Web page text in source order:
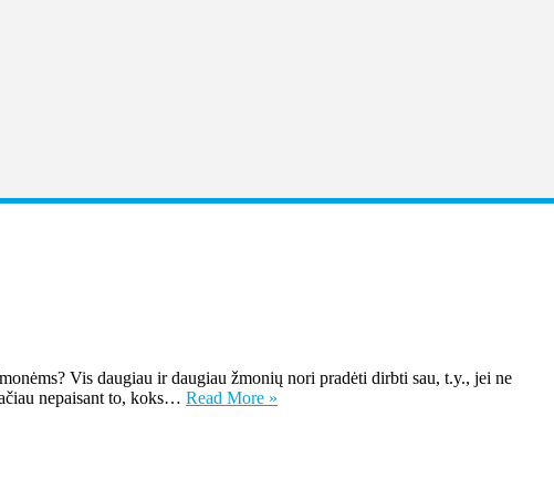
Vis daugiau ir daugiau žmonių nori pradėti dirbti sau, t.y., jei ne
nepaisant to, koks… Read More »